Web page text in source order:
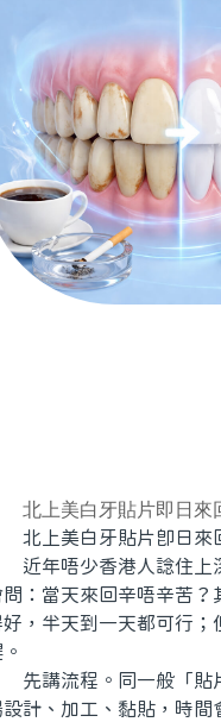
北上美白牙貼片即日來
上美白牙貼片即日來
年唔少香港人諗住上深
問：當天來回辛唔辛苦
，半天到一天都可行
講流程。同一般「貼片
設計、加工、黏貼，時